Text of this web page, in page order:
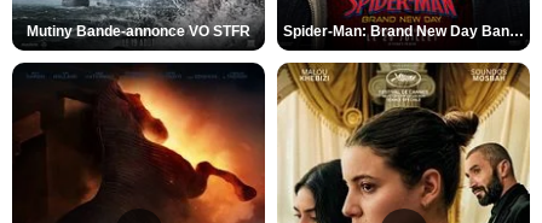
Mutiny Bande-annonce VO STFR Spider-Man: Brand New Day Bande-annonce VO STFR